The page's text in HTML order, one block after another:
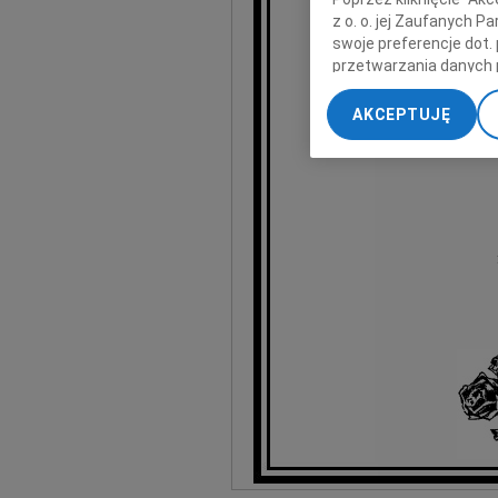
z o. o. jej Zaufanych
swoje preferencje dot.
przetwarzania danych
„Ustawienia
My, nasi Zaufani
dokładnych danych
Przechowywanie
treści, badnie
AKCEPTUJĘ